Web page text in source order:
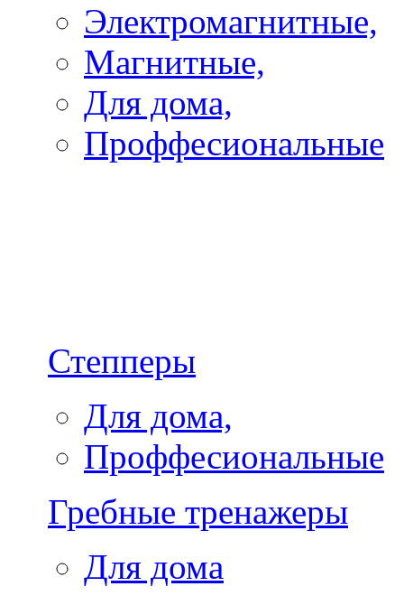
Электромагнитные,
Магнитные,
Для дома,
Проффесиональные
Степперы
Для дома,
Проффесиональные
Гребные тренажеры
Для дома